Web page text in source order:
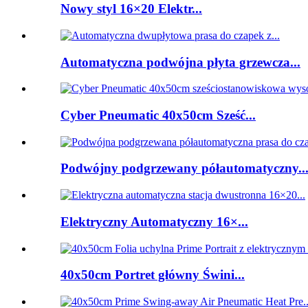
Nowy styl 16×20 Elektr...
Automatyczna podwójna płyta grzewcza...
Cyber ​​Pneumatic 40x50cm Sześć...
Podwójny podgrzewany półautomatyczny...
Elektryczny Automatyczny 16×...
40x50cm Portret główny Świni...